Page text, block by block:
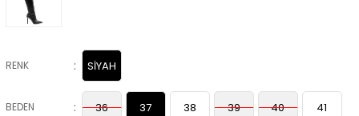
RENK : SİYAH
BEDEN : 36 37 38 39 40 41